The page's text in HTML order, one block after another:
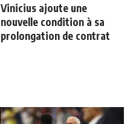
Vinicius ajoute une
nouvelle condition à sa
prolongation de contrat